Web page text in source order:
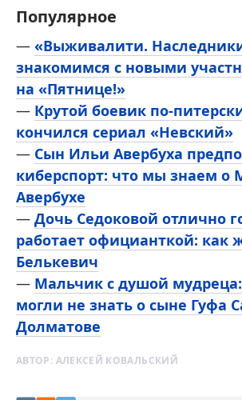
Популярное
— «Выживалити.
знакомимся с новыми
на «Пятнице!»
— Крутой боевик по-
кончился сериал «Невский»
— Сын Ильи Авербуха
киберспорт: что мы знаем о
Авербухе
— Дочь Седоковой отлично
работает официанткой: как
Белькевич
— Мальчик с душой
могли не знать о сыне Гуфа
Долматове
АВТОР: АЛЕКСЕЙ КОВАЛЬСКИЙ